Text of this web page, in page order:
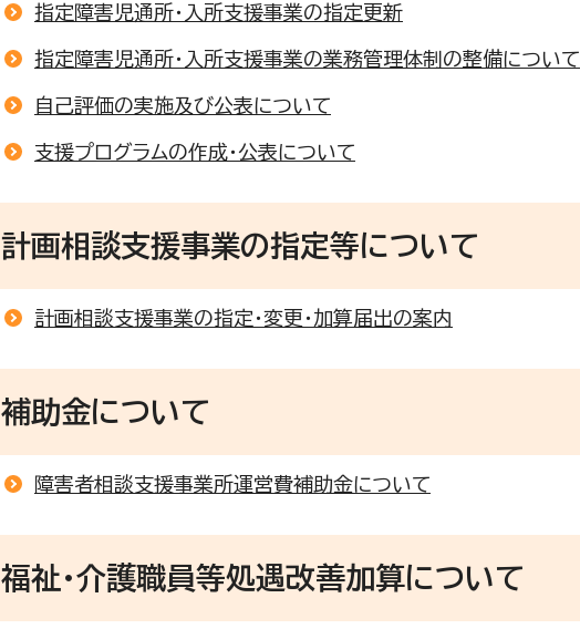
指定障害児通所・入所支援事業の指定更新
指定障害児通所・入所支援事業の業務管理体制の整備について
自己評価の実施及び公表について
支援プログラムの作成・公表について
計画相談支援事業の指定等について
計画相談支援事業の指定・変更・加算届出の案内
補助金について
障害者相談支援事業所運営費補助金について
福祉・介護職員等処遇改善加算について